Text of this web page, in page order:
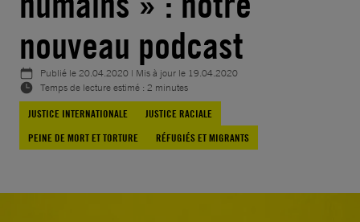
nouveau podcast
Publié le20.04.2020 | Mis à jour le 19.04.2020
Temps de lecture estimé : 2 minutes
JUSTICE INTERNATIONALE
JUSTICE RACIALE
PEINE DE MORT ET TORTURE
RÉFUGIÉS ET MIGRANTS